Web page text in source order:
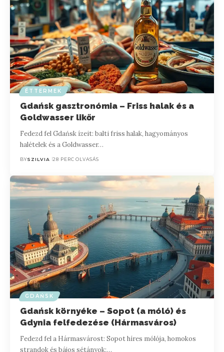
ÉTTERMEK
Gdańsk gasztronómia – Friss halak és a
Goldwasser likőr
Fedezd fel Gdańsk ízeit: balti friss halak, hagyományos
halételek és a Goldwasser…
BYSZILVIA 28 PERC OLVASÁS
GDAŃSK
Gdańsk környéke – Sopot (a móló) és
Gdynia felfedezése (Hármasváros)
Fedezd fel a Hármasvárost: Sopot híres mólója, homokos
strandok és bájos sétányok;…